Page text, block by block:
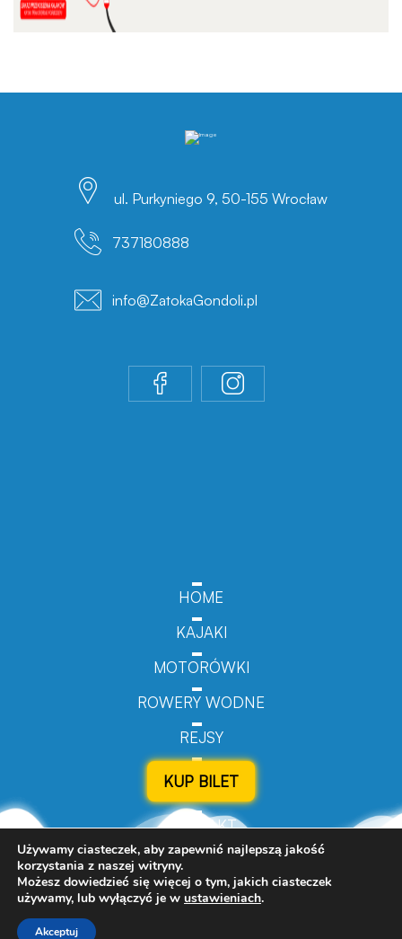
ul. Purkyniego 9, 50-155 Wrocław
737180888
info@ZatokaGondoli.pl
HOME
KAJAKI
MOTORÓWKI
ROWERY WODNE
REJSY
KUP BILET
KONTAKT
© 2024 Turizmo.pl - All Rights Reserved.
Używamy ciasteczek, aby zapewnić najlepszą jakość
korzystania z naszej witryny.
Możesz dowiedzieć się więcej o tym, jakich ciasteczek
używamy, lub wyłączyć je w ustawieniach.
Akceptuj